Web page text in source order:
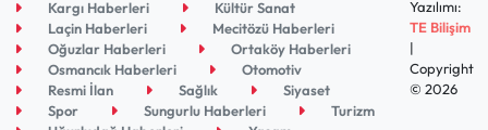
Kargı Haberleri
Kültür Sanat
Laçin Haberleri
Mecitözü Haberleri
Oğuzlar Haberleri
Ortaköy Haberleri
Osmancık Haberleri
Otomotiv
Resmi İlan
Sağlık
Siyaset
Spor
Sungurlu Haberleri
Turizm
Yazılımı:
TE Bilişim
|
Copyright
© 2026